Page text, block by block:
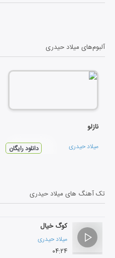
آلبوم‌های میلاد حیدری
نازلو
میلاد حیدری دانلود رایگان
تک آهنگ های میلاد حیدری
کوگ خیال
میلاد حیدری
۰۴:۲۴